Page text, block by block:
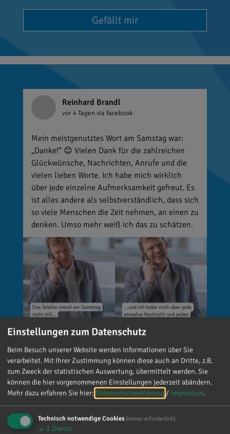
Gefällt mir
Reinhard Brandl
vor 4 Tagen via facebook
Mein meistgenutztes Wort am Samstag war:
„Danke!“ 😊 Vielen Dank für die zahlreichen
Glückwünsche, Nachrichten, Anrufe und die
vielen lieben Worte. Ich habe mich wirklich
über jede einzelne Aufmerksamkeit gefreut. Es
ist alles andere als selbstverständlich, dass sich
so viele Menschen die Zeit nehmen, an einen zu
denken. Umso mehr weiß ich das zu schätzen.
Reinhard Brandl
vor 5 Tagenvia facebook
🚨 Neues EU-Gesetz seit dem 2. August! Ab
Kennzeichnung bestimmter KI-Inhalte. ⚠️
Wichtig zu wissen: Wer
Einstellungen zum Datenschutz
Beim Besuch unserer Website werden Informationen über Sie
verarbeitet. Mit Ihrer Zustimmung können diese auch an Dritte, z.B.
zum Zweck der statistischen Auswertung, übermittelt werden. Sie
können die hier vorgenommenen Einstellungen jederzeit abändern.
Mehr dazu erfahren Sie hier: Datenschutzerklärung / Impressum.
Technisch notwendige Cookies (immer erforderlich)
↓ 1 Dienst